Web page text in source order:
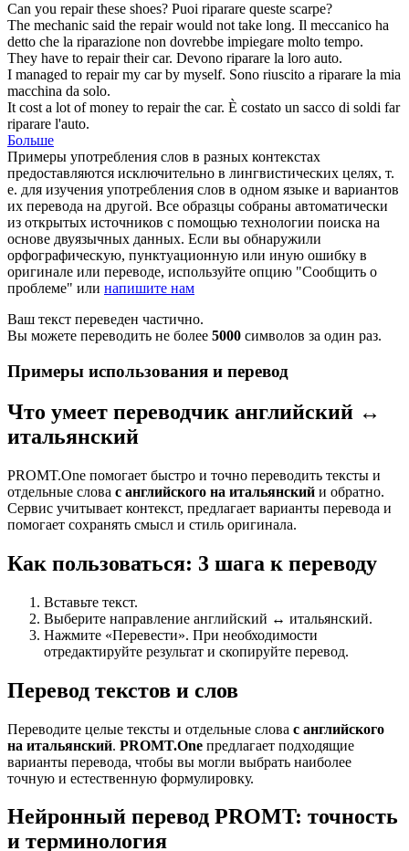
Can you repairthese shoes? Puoi riparare queste scarpe?
The mechanic said the repairwould not take long. Il meccanico ha
detto che la riparazione non dovrebbe impiegare molto tempo.
They have to repairtheir car. Devono riparare la loro auto.
I managed to repairmy car by myself. Sono riuscito a riparare la mia
macchina da solo.
It cost a lot of money to repairthe car. È costato un sacco di soldi far
riparare l'auto.
Больше
Примеры употребления слов в разных контекстах
предоставляются исключительно в лингвистических целях, т.
е. для изучения употребления слов в одном языке и вариантов
их перевода на другой. Все образцы собраны автоматически
из открытых источников с помощью технологии поиска на
основе двуязычных данных. Если вы обнаружили
орфографическую, пунктуационную или иную ошибку в
оригинале или переводе, используйте опцию "Сообщить о
проблеме" или напишите нам
Ваш текст переведен частично.
Вы можете переводить не более 5000 символов за один раз.
Примеры использования и перевод
Что умеет переводчик английский ↔
итальянский
PROMT.One помогает быстро и точно переводить тексты и
отдельные слова с английского на итальянский и обратно.
Сервис учитывает контекст, предлагает варианты перевода и
помогает сохранять смысл и стиль оригинала.
Как пользоваться: 3 шага к переводу
Вставьте текст.
Выберите направление английский ↔ итальянский.
Нажмите «Перевести». При необходимости
отредактируйте результат и скопируйте перевод.
Перевод текстов и слов
Переводите целые тексты и отдельные слова с английского
на итальянский. PROMT.One предлагает подходящие
варианты перевода, чтобы вы могли выбрать наиболее
точную и естественную формулировку.
Нейронный перевод PROMT: точность
и терминология